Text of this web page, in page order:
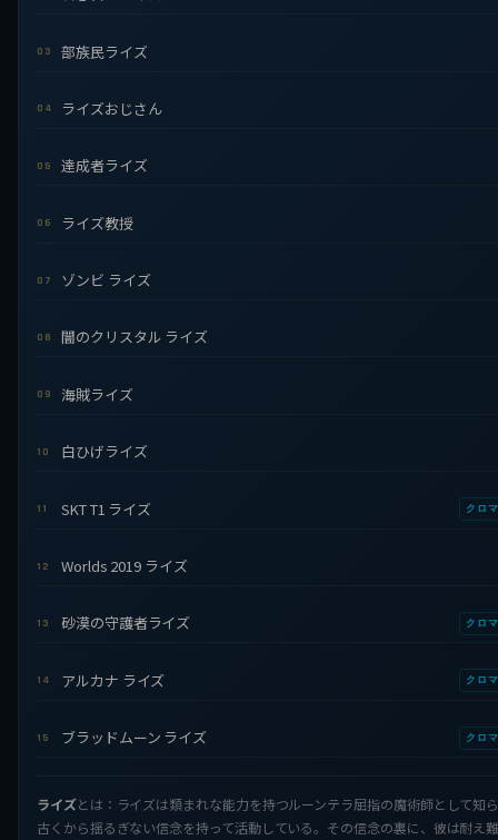
03 部族民ライズ
04 ライズおじさん
05 達成者ライズ
06 ライズ教授
07 ゾンビ ライズ
08 闇のクリスタル ライズ
09 海賊ライズ
10 白ひげライズ
11 SKT T1 ライズ クロ
12 Worlds 2019 ライズ
13 砂漠の守護者ライズ クロ
14 アルカナ ライズ クロ
15 ブラッドムーン ライズ クロ
ライズとは：ライズは類まれな能力を持つルーンテラ屈指の魔術師として知
古くから揺るぎない信念を持って活動している。その信念の裏に、彼は耐え